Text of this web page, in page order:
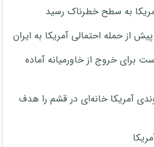
به سطح خطرناک رسید
از حمله احتمالی آمریکا به ایران
برای خروج از خاورمیانه آماده
بمب ۲۰۰۰ پوندی آمریکا خانه‌ای در قشم را هدف